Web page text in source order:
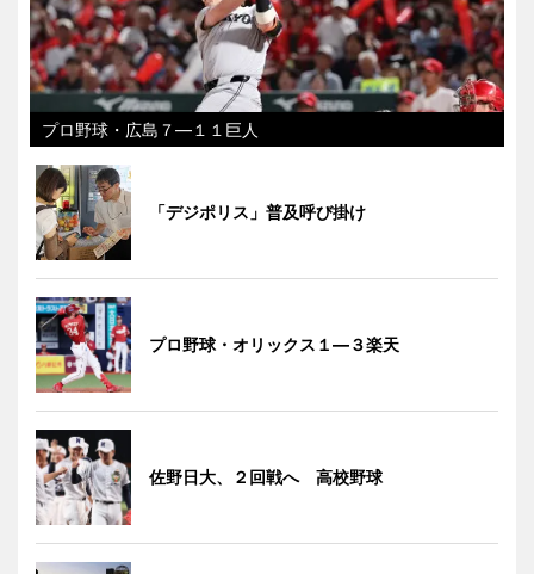
プロ野球・広島７―１１巨人
「デジポリス」普及呼び掛け
プロ野球・オリックス１―３楽天
佐野日大、２回戦へ 高校野球